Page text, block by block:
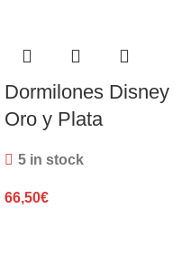
Dormilones Disney
Oro y Plata
5 in stock
66,50€